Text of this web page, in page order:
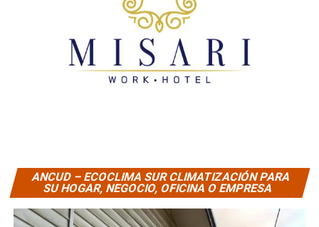
ANCUD – ECOCLIMA SUR CLIMATIZACIÓN PARA
SU HOGAR, NEGOCIO, OFICINA O EMPRESA